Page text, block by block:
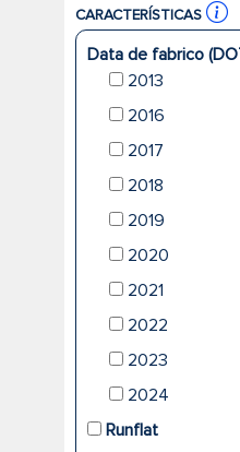
CARACTERÍSTICAS
Data de fabrico
2013
2016
2017
2018
2019
2020
2021
2022
2023
2024
Runflat